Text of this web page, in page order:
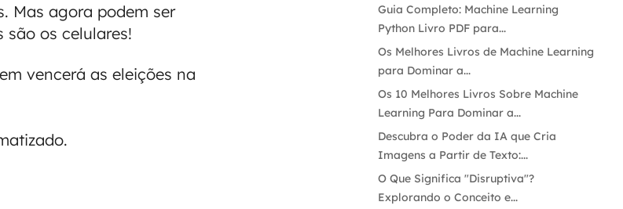
Mas agora podem ser
os celulares!
vencerá as eleições na
Guia Completo: Machine Learning
Python Livro PDF para...
Os Melhores Livros de Machine Learning
para Dominar a...
Os 10 Melhores Livros Sobre Machine
Learning Para Dominar a...
Descubra o Poder da IA que Cria
Imagens a Partir de Texto:...
O Que Significa "Disruptiva"?
Explorando o Conceito e...